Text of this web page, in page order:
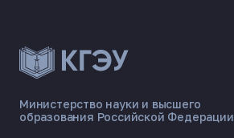
ONLINE ·
Министерство науки и высшего
образования Российской Федерации